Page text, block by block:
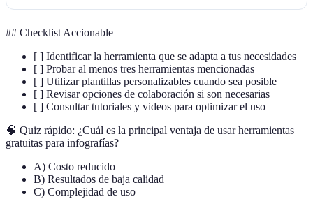
## Checklist Accionable
[ ] Identificar la herramienta que se adapta a tus necesidades
[ ] Probar al menos tres herramientas mencionadas
[ ] Utilizar plantillas personalizables cuando sea posible
[ ] Revisar opciones de colaboración si son necesarias
[ ] Consultar tutoriales y videos para optimizar el uso
🧠 Quiz rápido: ¿Cuál es la principal ventaja de usar herramientas
gratuitas para infografías?
A) Costo reducido
B) Resultados de baja calidad
C) Complejidad de uso